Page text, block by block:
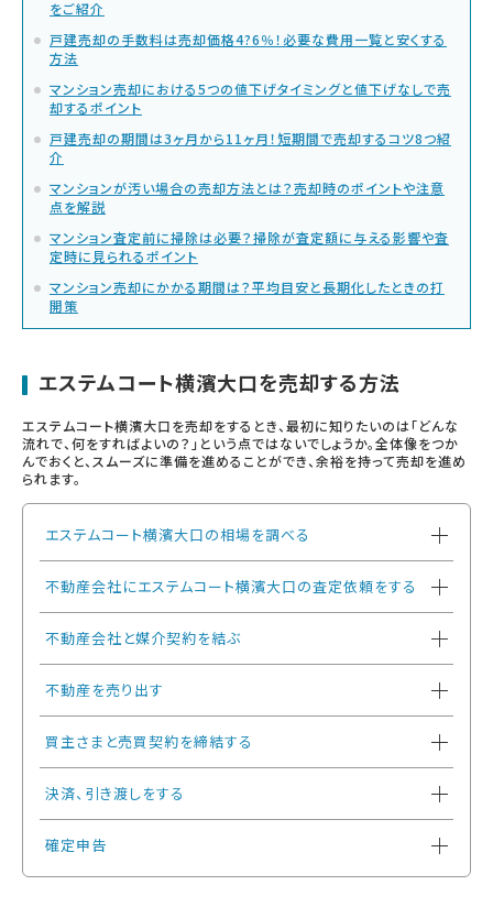
をご紹介
戸建売却の手数料は売却価格4?6％！必要な費用一覧と安くする
方法
マンション売却における5つの値下げタイミングと値下げなしで売
却するポイント
戸建売却の期間は3ヶ月から11ヶ月！短期間で売却するコツ8つ紹
介
マンションが汚い場合の売却方法とは？売却時のポイントや注意
点を解説
マンション査定前に掃除は必要？掃除が査定額に与える影響や査
定時に見られるポイント
マンション売却にかかる期間は？平均目安と長期化したときの打
開策
エステムコート横濱大口を売却する方法
エステムコート横濱大口を売却をするとき、最初に知りたいのは「どんな
流れで、何をすればよいの？」という点ではないでしょうか。全体像をつか
んでおくと、スムーズに準備を進めることができ、余裕を持って売却を進め
られます。
エステムコート横濱大口の相場を調べる
不動産会社にエステムコート横濱大口の査定依頼をする
不動産会社と媒介契約を結ぶ
不動産を売り出す
買主さまと売買契約を締結する
決済、引き渡しをする
確定申告